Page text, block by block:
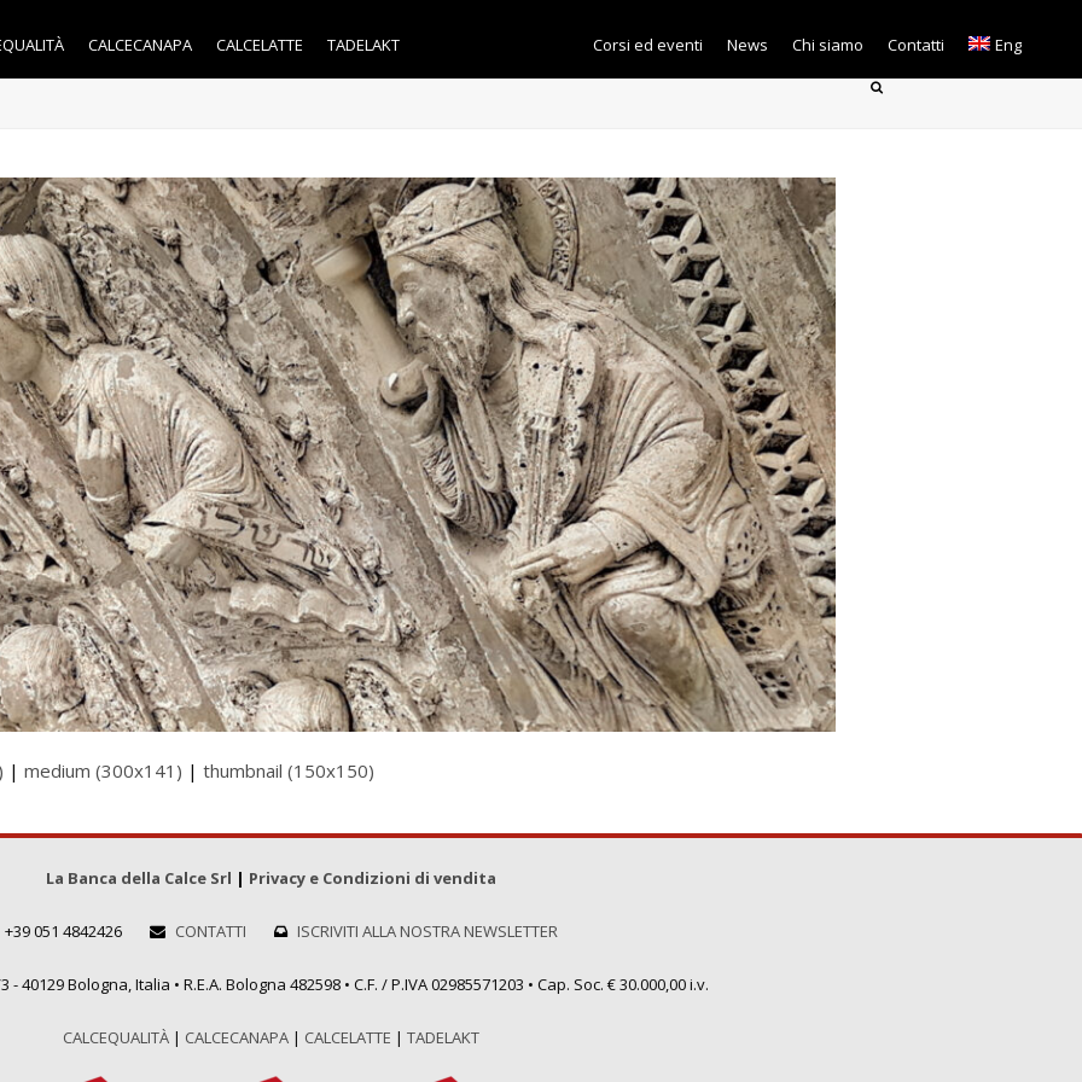
CALCECANAPA CALCELATTE TADELAKT Corsi ed eventi News Chi siamo Contatti Eng
| medium (300x141) | thumbnail (150x150)
La Banca della Calce Srl | Privacy e Condizioni di vendita
+39 051 4842426 CONTATTI ISCRIVITI ALLA NOSTRA NEWSLETTER
40129 Bologna, Italia • R.E.A. Bologna 482598 • C.F. / P.IVA 02985571203 • Cap. Soc. € 30.000,00 i.v.
CALCEQUALITÀ| CALCECANAPA| CALCELATTE | TADELAKT